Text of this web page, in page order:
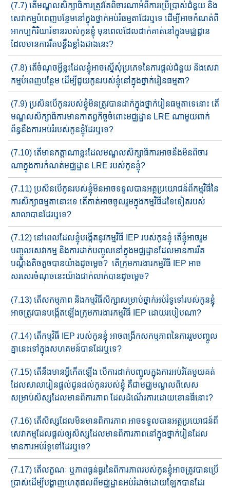
(7.7) តើមណ្ឌលសិក្សាធិការត្រូវតែពិចារណាអំពីការប្រើប្រាស់ជំនួយ និង
សេវាកម្មបំពេញ​បន្ថែមនៅក្នុង​ថ្នាក់​អប់រំធម្មតាដែរឬទេ ដើម្បីអាច​កំ​ណត់ពី
អាកប្បកិរិយារំខានរបស់កូនខ្ញុំ មុនពេលដែលដាក់គាត់​នៅ​ក្នុ​ងមជ្ឈដ្ឋាន​
ដែល​មានការរឹតបន្តឹង​ខ្លាំង​ជាងនេះ?
(7.8) តើចំណុចអ្វីខ្លះ​​ដែលខ្ញុំអាចស្នើសុំ​ប្រភេទ​នៃ​​ការផ្ដល់ជំនួយ និង​សេវា
កម្មបំពេញ​បន្ថែម ​​ដើម្បីជួយកូន​របស់ខ្ញុំ​នៅ​ក្នុងថ្នាក់រៀនធម្មតា?
(7.9) ប្រសិនបើកូនរបស់ខ្ញុំមិនត្រូវបានដាក់ក្នុងថ្នាក់រៀនធម្មតាទេ​នោះ​ តើ
មណ្ឌលសិក្សាធិការ​មាន​កាតព្វកិច្ច​ចំពោះ​មជ្ឈដ្ឋាន​ LRE ណាមួយ​ពាក់
ព័ន្ធ​នឹងការអប់រំរបស់កូនខ្ញុំដែរឬទេ?
(7.10) តើមានកត្តាណាខ្លះដែលមណ្ឌលសិក្សាធិការអាចនឹងមិនពិចារ​
ណា​ក្នុងការកំណត់មជ្ឈដ្ឋាន​ LRE របស់​កូន​ខ្ញុំ?
(7.11) ប្រសិនបើកូនរបស់ខ្ញុំមិនអាចទទួលបានអត្ថប្រយោជន៍ពីកម្មវិធី​នៃ
ការសិក្សាធម្មតានោះទេ​ តើគាត់អាច​ចូលរួមក្នុងកម្មវិធីដ​ទៃទៀត​របស់
សាលាបាន​ដែរឬទេ?
(7.12) នៅពេលដែលខ្ញុំបង្កើតនូវកម្មវិធី IEP​ របស់កូនខ្ញុំ តើខ្ញុំអាចរួម​
បញ្ចូល​​សេវាកម្ម និង​ការ​ដាក់​បញ្ចូល​នៅក្នុង​មជ្ឈដ្ឋាន​ដែលមានការ​រឹត
បណ្ដឹងតិចតួចបានយ៉ាង​ដូចម្តេច​? តើក្រុមការងារ​កម្មវិធី IEP អាច​
សរសេរចំណុចនេះ​យ៉ាង​​ជាក់លាក់បាន​​ដូចម្តេច​?
(7.13) តើសកម្មភាព និងកម្មវិធីសិក្សា​សម្រាប់​ថ្នាក់​​អប់រំទូទៅ​របស់កូន​ខ្ញុំ
អាចត្រូវបាន​បង្កើត​ឡើង​ក្រុមការងារ​កម្មវិធី IEP ដោយរបៀបណា?
(7.14) តើកម្មវិធី IEP របស់កូនខ្ញុំ អាចពង្រីកសកម្មភាពនៃការរួមបញ្ចូល​
គ្នា​នេះ​​ទៅ​ក្នុង​សហគមន៍​​​បានដែរ​ឬទេ?
(7.15) តើនឹងមានអ្វីកើតឡើង បើការដាក់បញ្ចូលក្នុងការអប់រំតែ​មួយ​គត់​
ដែល​សាលារៀនផ្តល់ជូន​ដល់កូន​របស់​ខ្ញុំ គឺ​ជាមជ្ឈ​ម​ណ្ឌ​ល​ពិសេ​ស​
សម្រាប់សិស្សដែលមានពិការភាព ដែលដំណើរការដោយខោន​ធី​នោះ​​?
(7.16) តើសិស្សដែលមិនមានពិការភាព អាចទទួល​បានអត្ថប្រយោជន៍​ពី
សេវាកម្ម​ដែលផ្ដល់​ឲ្យ​សិស្ស​ដែល​មាន​ពិការភាព​នៅក្នុងថ្នាក់រៀន​ដែល​
មានការអប់រំទូទៅដែរឬទេ?
(7.17) តើលក្ខណៈ​ ឬភាពធ្ងន់ធ្ងរនៃពិការភាពរបស់កូនខ្ញុំ​អាចត្រូវ​បា​ន​ប្រើ​
ប្រាស់ដើម្បីបង្ហាញហេតុផល​ពីមជ្ឈដ្ឋាន​អប់រំដាច់​ដោយឡែក​បាន​ដែរ​